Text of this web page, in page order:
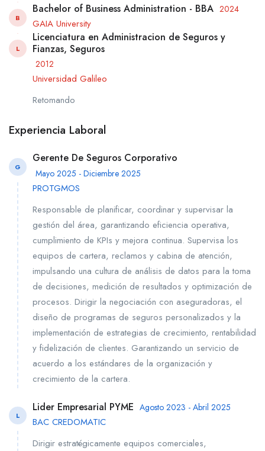
B
Bachelor of Business Administration - BBA 2024
GAIA University
L
Licenciatura en Administracion de Seguros y
Fianzas, Seguros
2012
Universidad Galileo
Retomando
Experiencia Laboral
G
Gerente De Seguros Corporativo
Mayo 2025 - Diciembre 2025
PROTGMOS
Responsable de planificar, coordinar y supervisar la
gestión del área, garantizando eficiencia operativa,
cumplimiento de KPIs y mejora continua. Supervisa los
equipos de cartera, reclamos y cabina de atención,
impulsando una cultura de análisis de datos para la toma
de decisiones, medición de resultados y optimización de
procesos. Dirigir la negociación con aseguradoras, el
diseño de programas de seguros personalizados y la
implementación de estrategias de crecimiento, rentabilidad
y fidelización de clientes. Garantizando un servicio de
acuerdo a los estándares de la organización y
crecimiento de la cartera.
L
Lider Empresarial PYME Agosto 2023 - Abril 2025
BAC CREDOMATIC
Dirigir estratégicamente equipos comerciales,